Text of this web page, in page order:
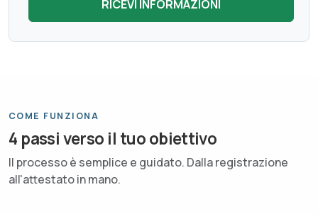
COME FUNZIONA
4 passi verso il tuo obiettivo
Il processo è semplice e guidato. Dalla registrazione
all'attestato in mano.